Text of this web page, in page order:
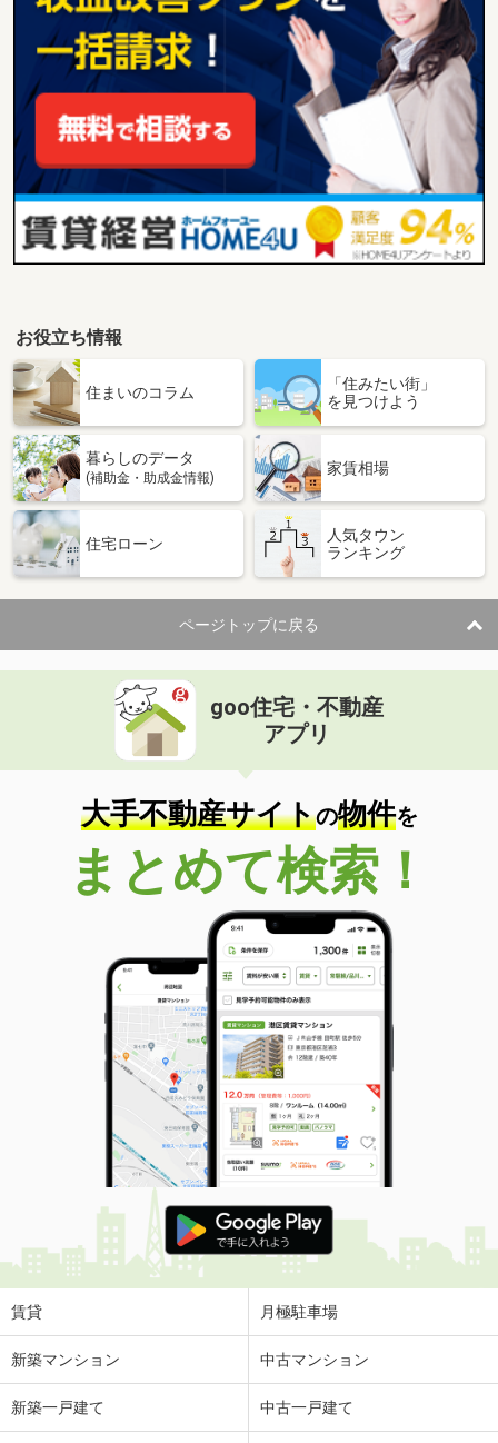
お役立ち情報
住まいのコラム
「住みたい街」
を見つけよう
暮らしのデータ
(補助金・助成金情報)
家賃相場
住宅ローン
人気タウン
ランキング
ページトップに戻る
goo住宅・不動産
アプリ
大手不動産サイトの物件を
まとめて検索！
賃貸 月極駐車場
新築マンション 中古マンション
新築一戸建て 中古一戸建て